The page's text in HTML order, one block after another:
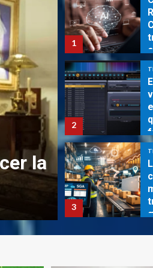
la
REVISTA DIGITAL
¡Pánico
video del
Hilton
ayuda
agosto 5, 2026
1
2
3